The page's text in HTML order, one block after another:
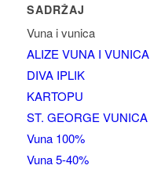
SADRŽAJ
Vuna i vunica
ALIZE VUNA I VUNICA
DIVA IPLIK
KARTOPU
ST. GEORGE VUNICA
Vuna 100%
Vuna 5-40%